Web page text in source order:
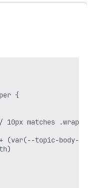
{
10px matches .wrap
(var(--topic-body-